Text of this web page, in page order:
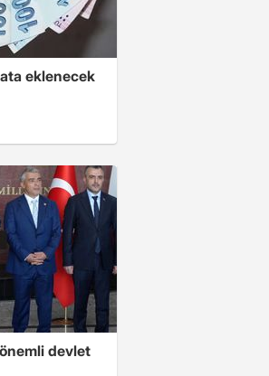
eklenecek
devlet